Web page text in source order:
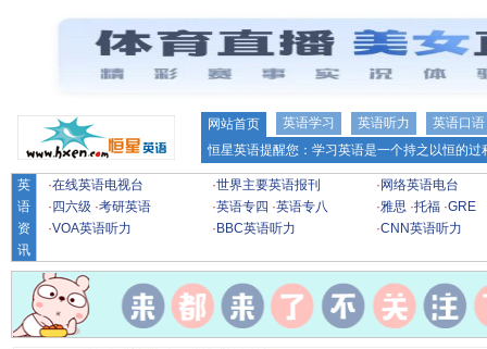
网站首页 英语学习 英语听力
英语口语
恒星英语提醒您：学习英语是一个持之以恒的
英
语
资
讯
·在线英语电视台 ·世界主要英语报刊 · 网络英语电台
· 四六级 ·考研英语 ·英语专四 ·英语专八 ·雅思 ·托福 ·GRE
·VOA英语听力 · BBC英语听力 ·CNN英语听力